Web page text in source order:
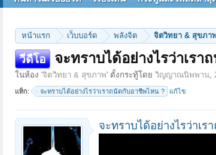
หน้าแรก เว็บบอร์ด พลังจิต จิตวิทยา & สุขภา
วีดีโอ จะทราบได้อย่างไรว่าเร
ในห้อง 'จิตวิทยา & สุขภาพ' ตั้งกระทู้โดย วิญญาณนิพพาน,
แท็ก: จะทราบได้อย่างไรว่าเราถนัดกับอาชีพไหน ? แก้ไข
จะทราบได้อย่างไรว่าเ